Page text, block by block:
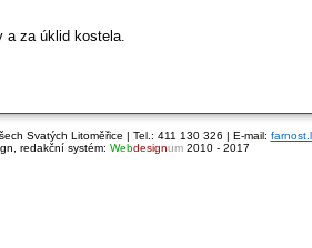
a za úklid kostela.
Svatých Litoměřice | Tel.: 411 130 326 | E-mail:
redakční systém: Webdesignum2010 - 2017